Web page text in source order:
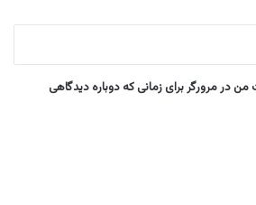
در مرورگر برای زمانی که دوباره دیدگاهی